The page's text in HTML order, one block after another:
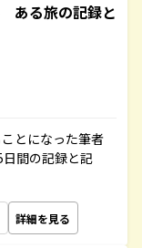
ある旅の記録と
とになった筆者
間の記録と記
詳細を見る